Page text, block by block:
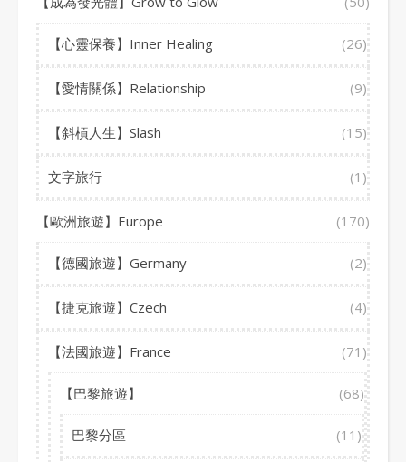
【心靈保養】Inner Healing (26)
【愛情關係】Relationship (9)
【斜槓人生】Slash (15)
文字旅行 (1)
【歐洲旅遊】Europe (170)
【德國旅遊】Germany (2)
【捷克旅遊】Czech (4)
【法國旅遊】France (71)
【巴黎旅遊】 (68)
巴黎分區 (11)